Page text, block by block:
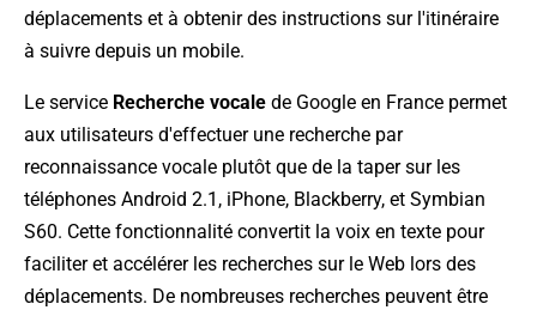
déplacements et à obtenir des instructions sur l'itinéraire
à suivre depuis un mobile.
Le service Recherche vocale de Google en France permet
aux utilisateurs d'effectuer une recherche par
reconnaissance vocale plutôt que de la taper sur les
téléphones Android 2.1, iPhone, Blackberry, et Symbian
S60. Cette fonctionnalité convertit la voix en texte pour
faciliter et accélérer les recherches sur le Web lors des
déplacements. De nombreuses recherches peuvent être